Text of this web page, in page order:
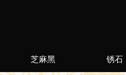
芝麻黑 锈石